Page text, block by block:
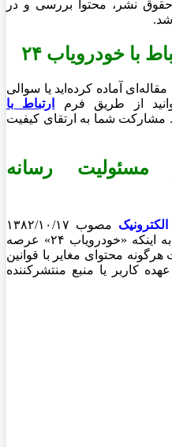
نشر، محتوا بررسی و در
با خودرویاب ۲۴
آماده کرده‌اید یا سوالی
از طریق فرم
ارتباط با
مشارکت شما به ارتقای کیفیت
مسئولیت رسانه
مصوب ۱۳۸۲/۱۰/۱۷
مجلس شورای اسلامی و با توجه به اینکه «خودرویاب ۲۴» عرصه
محتوای مغایر با قوانین
کاربر یا منبع منتشرکننده